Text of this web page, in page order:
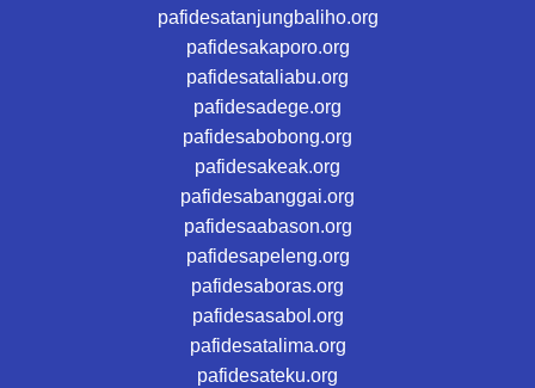
pafidesatanjungbaliho.org
pafidesakaporo.org
pafidesataliabu.org
pafidesadege.org
pafidesabobong.org
pafidesakeak.org
pafidesabanggai.org
pafidesaabason.org
pafidesapeleng.org
pafidesaboras.org
pafidesasabol.org
pafidesatalima.org
pafidesateku.org